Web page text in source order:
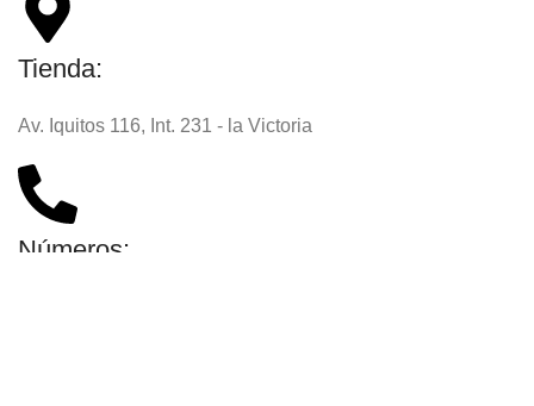
Tienda:
Av. Iquitos 116, Int. 231 - la Victoria
Números: